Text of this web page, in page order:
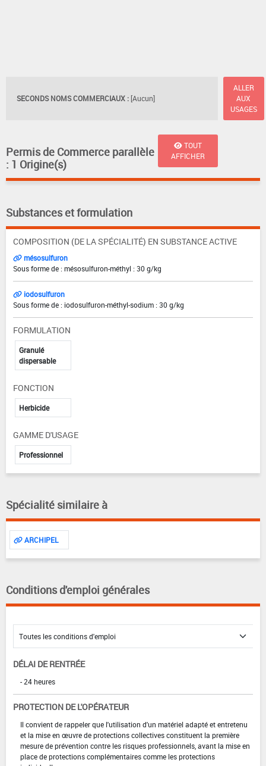
SECONDS NOMS COMMERCIAUX : [Aucun]
ALLER
AUX
USAGES
Permis de Commerce parallèle
: 1 Origine(s)
TOUT
AFFICHER
Substances et formulation
COMPOSITION (DE LA SPÉCIALITÉ) EN SUBSTANCE ACTIVE
mésosulfuron
Sous forme de : mésosulfuron-méthyl : 30 g/kg
iodosulfuron
Sous forme de : iodosulfuron-méthyl-sodium : 30 g/kg
FORMULATION
Granulé
dispersable
FONCTION
Herbicide
GAMME D'USAGE
Professionnel
Spécialité similaire à
ARCHIPEL
Conditions d'emploi générales
DÉLAI DE RENTRÉE
- 24 heures
PROTECTION DE L'OPÉRATEUR
Il convient de rappeler que l'utilisation d'un matériel adapté et entretenu
et la mise en œuvre de protections collectives constituent la première
mesure de prévention contre les risques professionnels, avant la mise en
place de protections complémentaires comme les protections